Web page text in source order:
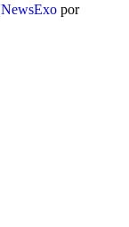
NewsExo por